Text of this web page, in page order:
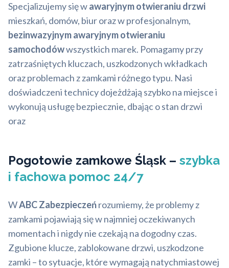
Specjalizujemy się wawaryjnym otwieraniu drzwi
mieszkań, domów, biur oraz w profesjonalnym,
bezinwazyjnym awaryjnym otwieraniu
samochodówwszystkich marek. Pomagamy przy
zatrzaśniętych kluczach, uszkodzonych wkładkach
oraz problemach z zamkami różnego typu. Nasi
doświadczeni technicy dojeżdżają szybko na miejsce i
wykonują usługę bezpiecznie, dbając o stan drzwi
oraz
Pogotowie zamkowe Śląsk – szybka
i fachowa pomoc 24/7
WABC Zabezpieczeńrozumiemy, że problemy z
zamkami pojawiają się w najmniej oczekiwanych
momentach i nigdy nie czekają na dogodny czas.
Zgubione klucze, zablokowane drzwi, uszkodzone
zamki – to sytuacje, które wymagają natychmiastowej